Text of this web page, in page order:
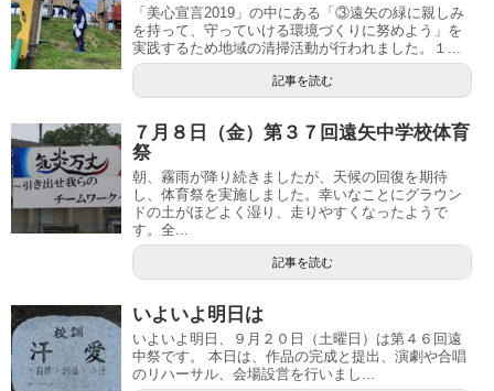
「美心宣言2019」の中にある「③遠矢の緑に親しみ
を持って、守っていける環境づくりに努めよう」を
実践するため地域の清掃活動が行われました。１...
記事を読む
７月８日（金）第３７回遠矢中学校体育
祭
朝、霧雨が降り続きましたが、天候の回復を期待
し、体育祭を実施しました。幸いなことにグラウン
ドの土がほどよく湿り、走りやすくなったようで
す。全...
記事を読む
いよいよ明日は
いよいよ明日、９月２０日（土曜日）は第４６回遠
中祭です。 本日は、作品の完成と提出、演劇や合唱
のリハーサル、会場設営を行いまし...